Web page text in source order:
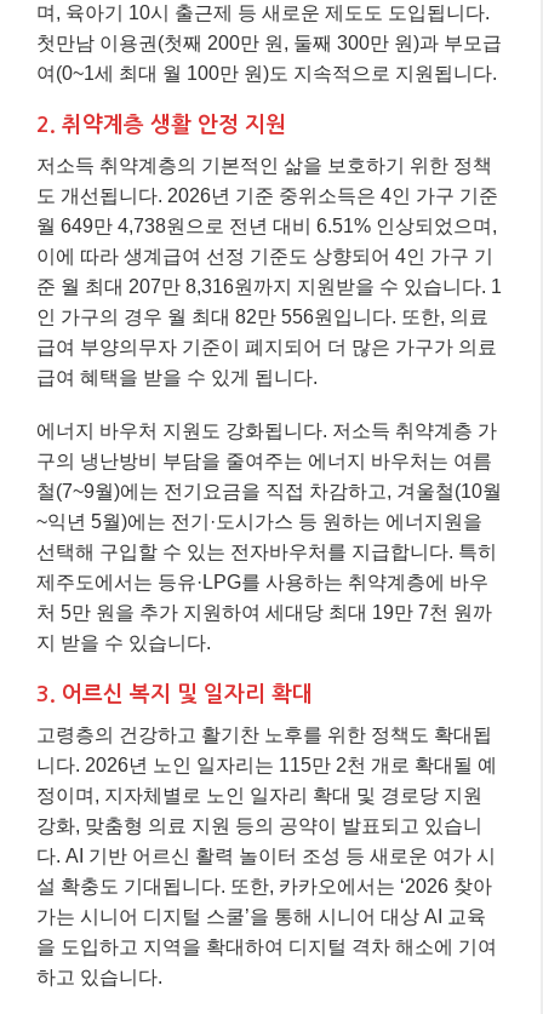
며, 육아기 10시 출근제 등 새로운 제도도 도입됩니다.
첫만남 이용권(첫째 200만 원, 둘째 300만 원)과 부모급
여(0~1세 최대 월 100만 원)도 지속적으로 지원됩니다.
2. 취약계층 생활 안정 지원
저소득 취약계층의 기본적인 삶을 보호하기 위한 정책
도 개선됩니다. 2026년 기준 중위소득은 4인 가구 기준
월 649만 4,738원으로 전년 대비 6.51% 인상되었으며,
이에 따라 생계급여 선정 기준도 상향되어 4인 가구 기
준 월 최대 207만 8,316원까지 지원받을 수 있습니다. 1
인 가구의 경우 월 최대 82만 556원입니다. 또한, 의료
급여 부양의무자 기준이 폐지되어 더 많은 가구가 의료
급여 혜택을 받을 수 있게 됩니다.
에너지 바우처 지원도 강화됩니다. 저소득 취약계층 가
구의 냉난방비 부담을 줄여주는 에너지 바우처는 여름
철(7~9월)에는 전기요금을 직접 차감하고, 겨울철(10월
~익년 5월)에는 전기·도시가스 등 원하는 에너지원을
선택해 구입할 수 있는 전자바우처를 지급합니다. 특히
제주도에서는 등유·LPG를 사용하는 취약계층에 바우
처 5만 원을 추가 지원하여 세대당 최대 19만 7천 원까
지 받을 수 있습니다.
3. 어르신 복지 및 일자리 확대
고령층의 건강하고 활기찬 노후를 위한 정책도 확대됩
니다. 2026년 노인 일자리는 115만 2천 개로 확대될 예
정이며, 지자체별로 노인 일자리 확대 및 경로당 지원
강화, 맞춤형 의료 지원 등의 공약이 발표되고 있습니
다. AI 기반 어르신 활력 놀이터 조성 등 새로운 여가 시
설 확충도 기대됩니다. 또한, 카카오에서는 ‘2026 찾아
가는 시니어 디지털 스쿨’을 통해 시니어 대상 AI 교육
을 도입하고 지역을 확대하여 디지털 격차 해소에 기여
하고 있습니다.